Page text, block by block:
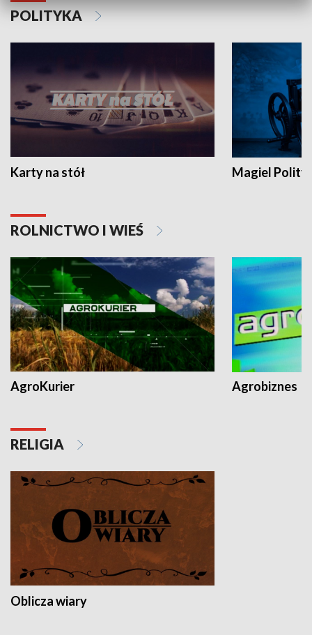
POLITYKA
Karty na stół Magiel
ROLNICTWO I WIEŚ
AgroKurier Agrobiznes
RELIGIA
Oblicza wiary